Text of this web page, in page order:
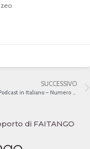
SUCCESSIVO
di FAITANGO